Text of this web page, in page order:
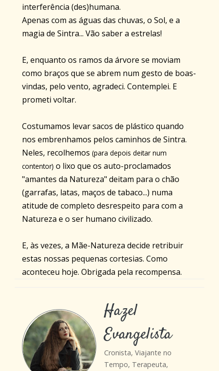
interferência (des)humana.
Apenas com as águas das chuvas, o Sol, e a
magia de Sintra... Vão saber a estrelas!
E, enquanto os ramos da árvore se moviam
como braços que se abrem num gesto de boas-
vindas, pelo vento, agradeci. Contemplei. E
prometi voltar.
Costumamos levar sacos de plástico quando
nos embrenhamos pelos caminhos de Sintra.
Neles, recolhemos (para depois deitar num
contentor) o lixo que os auto-proclamados
"amantes da Natureza" deitam para o chão
(garrafas, latas, maços de tabaco...) numa
atitude de completo desrespeito para com a
Natureza e o ser humano civilizado.
E, às vezes, a Mãe-Natureza decide retribuir
estas nossas pequenas cortesias. Como
aconteceu hoje. Obrigada pela recompensa.
Hazel
Evangelista
Cronista, Viajante no
Tempo, Terapeuta,